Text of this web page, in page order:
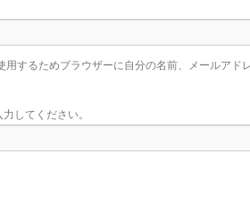
用するためブラウザーに自分の名前、メールアド
してください。